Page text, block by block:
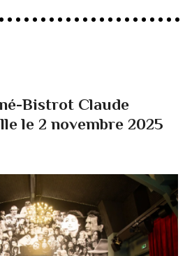
Bistrot Claude
le 2 novembre 2025